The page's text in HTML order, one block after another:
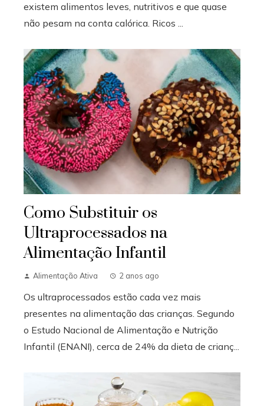
existem alimentos leves, nutritivos e que quase
não pesam na conta calórica. Ricos ...
Como Substituir os
Ultraprocessados na
Alimentação Infantil
Alimentação Ativa 2 anos ago
Os ultraprocessados estão cada vez mais
presentes na alimentação das crianças. Segundo
o Estudo Nacional de Alimentação e Nutrição
Infantil (ENANI), cerca de 24% da dieta de crianç...